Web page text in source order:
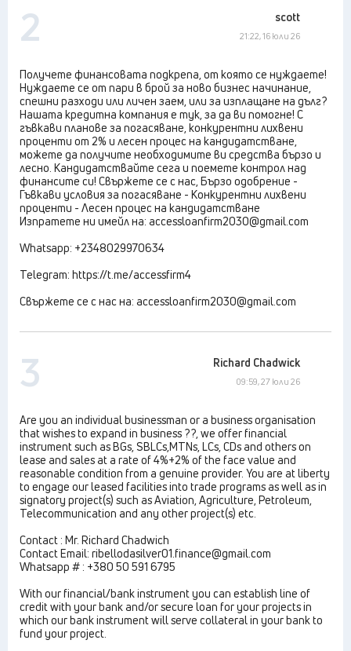
2 scott
21:22, 16 юли 26
Получете финансовата подкрепа, от която се нуждаете!
Нуждаете се от пари в брой за ново бизнес начинание,
спешни разходи или личен заем, или за изплащане на дълг?
Нашата кредитна компания е тук, за да ви помогне! С
гъвкави планове за погасяване, конкурентни лихвени
проценти от 2% и лесен процес на кандидатстване,
можете да получите необходимите ви средства бързо и
лесно. Кандидатствайте сега и поемете контрол над
финансите си! Свържете се с нас, Бързо одобрение -
Гъвкави условия за погасяване - Конкурентни лихвени
проценти - Лесен процес на кандидатстване
Изпратете ни имейл на: accessloanfirm2030@gmail.com
Whatsapp: +2348029970634
Telegram: https://t.me/accessfirm4
Свържете се с нас на: accessloanfirm2030@gmail.com
3 Richard Chadwick
09:59, 27 юли 26
Are you an individual businessman or a business organisation
that wishes to expand in business ??, we offer financial
instrument such as BGs, SBLCs,MTNs, LCs, CDs and others on
lease and sales at a rate of 4%+2% of the face value and
reasonable condition from a genuine provider. You are at liberty
to engage our leased facilities into trade programs as well as in
signatory project(s) such as Aviation, Agriculture, Petroleum,
Telecommunication and any other project(s) etc.
Contact : Mr. Richard Chadwich
Contact Email: ribellodasilver01.finance@gmail.com
Whatsapp # : +380 50 591 6795
With our financial/bank instrument you can establish line of
credit with your bank and/or secure loan for your projects in
which our bank instrument will serve collateral in your bank to
fund your project.